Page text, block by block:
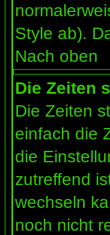
Style ab).
Nach oben
Die Zeiten
Die Zeiten
einfach die
die
zutreffend
wechseln
noch nicht